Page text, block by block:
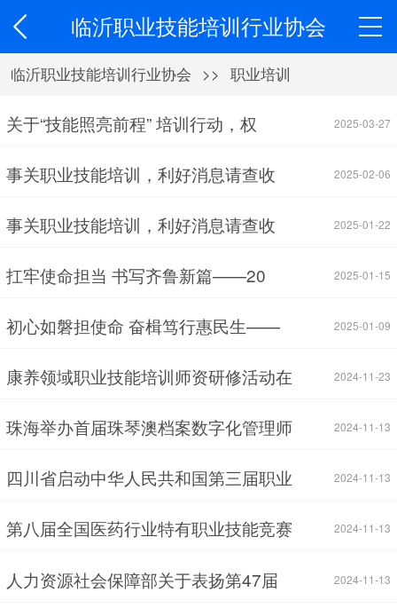
临沂职业技能培训行业协会
临沂职业技能培训行业协会 >> 职业培训
关于“技能照亮前程” 培训行动，权 2025-03-27
事关职业技能培训，利好消息请查收 2025-02-06
事关职业技能培训，利好消息请查收 2025-01-22
扛牢使命担当 书写齐鲁新篇——20 2025-01-15
初心如磐担使命 奋楫笃行惠民生—— 2025-01-09
康养领域职业技能培训师资研修活动在 2024-11-23
珠海举办首届珠琴澳档案数字化管理师 2024-11-13
四川省启动中华人民共和国第三届职业 2024-11-13
第八届全国医药行业特有职业技能竞赛 2024-11-13
人力资源社会保障部关于表扬第47届 2024-11-13